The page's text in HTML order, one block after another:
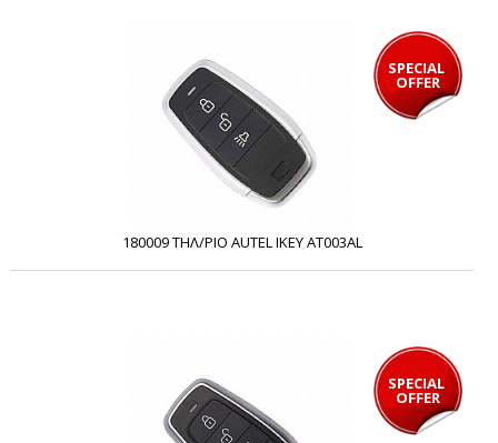
SPECIAL
OFFER
180009 ΤΗΛ/ΡΙΟ AUTEL IKEY AT003AL
SPECIAL
OFFER